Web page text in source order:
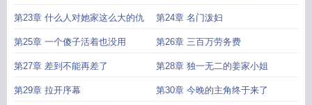
第23章 什么人对她家这么大的仇 第24章 名门泼妇
第25章 一个傻子活着也没用 第26章 三百万劳务费
第27章 差到不能再差了 第28章 独一无二的姜家小姐
第29章 拉开序幕 第30章 今晚的主角终于来了